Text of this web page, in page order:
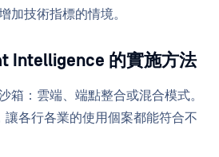
加技術指標的情境。
Intelligence 的實施方法
箱：雲端、端點整合或混合模式。
讓各行各業的使用個案都能符合不